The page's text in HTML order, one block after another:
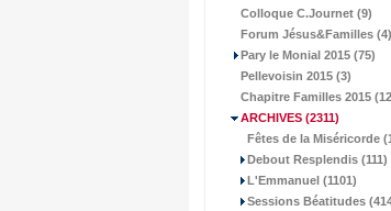
Colloque C.Journet (9)
Forum Jésus&Familles (4)
Pary le Monial 2015 (75)
Pellevoisin 2015 (3)
Chapitre Familles 2015
ARCHIVES (2311)
Fêtes de la Miséricorde
Debout Resplendis (111)
L'Emmanuel (1101)
Sessions Béatitudes